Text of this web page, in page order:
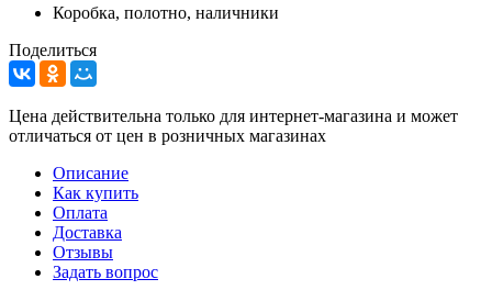
Коробка, полотно, наличники
Поделиться
Цена действительна только для интернет-магазина и может
отличаться от цен в розничных магазинах
Описание
Как купить
Оплата
Доставка
Отзывы
Задать вопрос